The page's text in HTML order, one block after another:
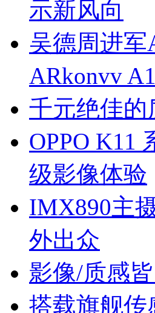
示新风向
吴德周进
ARkonvv
千元绝佳的
OPPO K11
级影像体验
IMX890主
外出众
影像/质感
搭载旗舰传